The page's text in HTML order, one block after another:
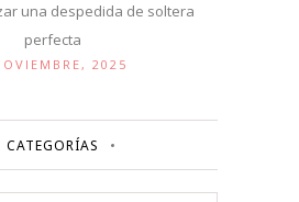
una despedida de soltera
perfecta
2025
CATEGORÍAS